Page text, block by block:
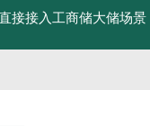
接接入工商储大储场景